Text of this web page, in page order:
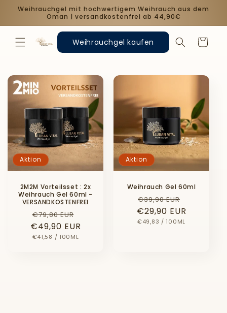
zum
Weihrauchgel mit hochwertigem Weihrauch aus dem
Oman | versandkostenfrei ab 44,90€
Weihrauchgel kaufen Warenkorb
Aktion
2M2M Vorteilsset : 2x
Weihrauch Gel 60ml -
VERSANDKOSTENFREI
Normaler
Preis
€79,80 EUR
Verkaufspreis
€49,90 EUR
GRUNDPREIS
€41,58 / PRO
100ML
Aktion
Weihrauch Gel 60ml
Normaler
Preis
€39,90 EUR
€29,90 EUR
GRUNDPREIS
€49,83 / PRO
100ML